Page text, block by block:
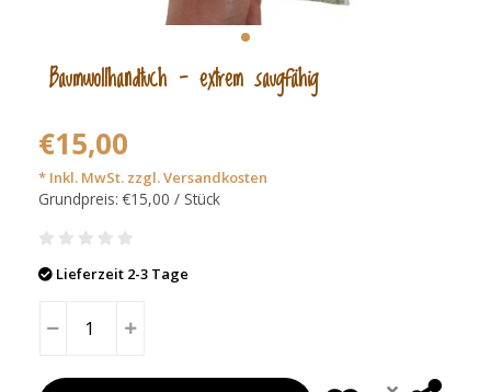
Baumwollhandtuch - extrem saugfähig
€15,00
* Inkl. MwSt. zzgl.Versandkosten
Grundpreis: €15,00 / Stück
Lieferzeit 2-3 Tage